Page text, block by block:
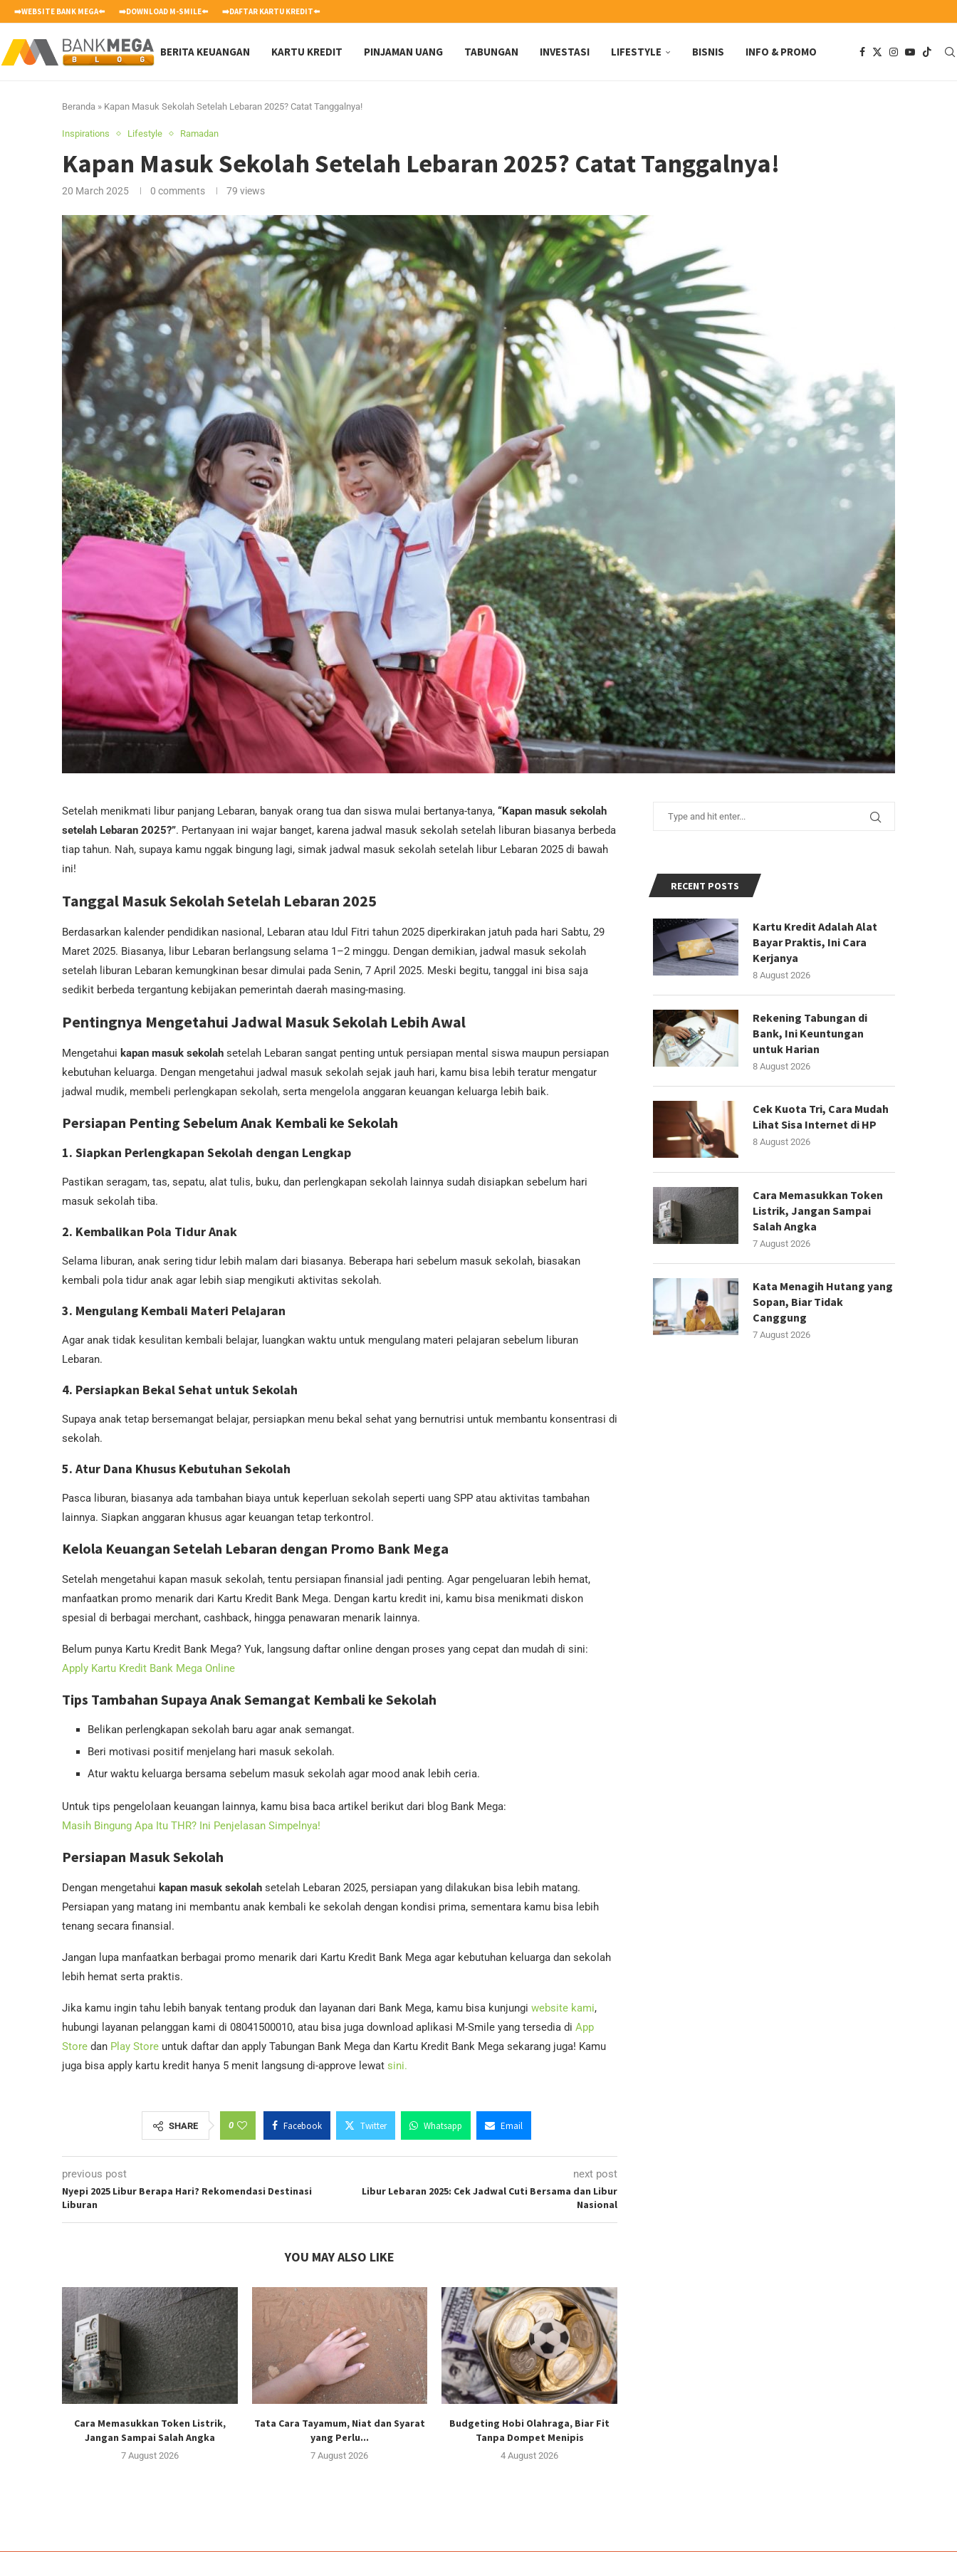
➡️WEBSITE BANK MEGA⬅️ ➡️DOWNLOAD M-SMILE⬅️ ➡️DAFTAR KARTU KREDIT⬅️
BERITA KEUANGAN KARTU KREDIT PINJAMAN UANG TABUNGAN INVESTASI LIFESTYLE BISNIS INFO & PROMO
Beranda » Kapan Masuk Sekolah Setelah Lebaran 2025? Catat Tanggalnya!
Inspirations Lifestyle Ramadan
Kapan Masuk Sekolah Setelah Lebaran 2025? Catat Tanggalnya!
20 March 2025 0 comments 79 views
Setelah menikmati libur panjang Lebaran, banyak orang tua dan siswa mulai bertanya-tanya, “Kapan masuk sekolah
setelah Lebaran 2025?”. Pertanyaan ini wajar banget, karena jadwal masuk sekolah setelah liburan biasanya berbeda
tiap tahun. Nah, supaya kamu nggak bingung lagi, simak jadwal masuk sekolah setelah libur Lebaran 2025 di bawah
ini!
Tanggal Masuk Sekolah Setelah Lebaran 2025
Berdasarkan kalender pendidikan nasional, Lebaran atau Idul Fitri tahun 2025 diperkirakan jatuh pada hari Sabtu, 29
Maret 2025. Biasanya, libur Lebaran berlangsung selama 1–2 minggu. Dengan demikian, jadwal masuk sekolah
setelah liburan Lebaran kemungkinan besar dimulai pada Senin, 7 April 2025. Meski begitu, tanggal ini bisa saja
sedikit berbeda tergantung kebijakan pemerintah daerah masing-masing.
Pentingnya Mengetahui Jadwal Masuk Sekolah Lebih Awal
Mengetahui kapan masuk sekolah setelah Lebaran sangat penting untuk persiapan mental siswa maupun persiapan
kebutuhan keluarga. Dengan mengetahui jadwal masuk sekolah sejak jauh hari, kamu bisa lebih teratur mengatur
jadwal mudik, membeli perlengkapan sekolah, serta mengelola anggaran keuangan keluarga lebih baik.
Persiapan Penting Sebelum Anak Kembali ke Sekolah
1. Siapkan Perlengkapan Sekolah dengan Lengkap
Pastikan seragam, tas, sepatu, alat tulis, buku, dan perlengkapan sekolah lainnya sudah disiapkan sebelum hari
masuk sekolah tiba.
2. Kembalikan Pola Tidur Anak
Selama liburan, anak sering tidur lebih malam dari biasanya. Beberapa hari sebelum masuk sekolah, biasakan
kembali pola tidur anak agar lebih siap mengikuti aktivitas sekolah.
3. Mengulang Kembali Materi Pelajaran
Agar anak tidak kesulitan kembali belajar, luangkan waktu untuk mengulang materi pelajaran sebelum liburan
Lebaran.
4. Persiapkan Bekal Sehat untuk Sekolah
Supaya anak tetap bersemangat belajar, persiapkan menu bekal sehat yang bernutrisi untuk membantu konsentrasi di
sekolah.
5. Atur Dana Khusus Kebutuhan Sekolah
Pasca liburan, biasanya ada tambahan biaya untuk keperluan sekolah seperti uang SPP atau aktivitas tambahan
lainnya. Siapkan anggaran khusus agar keuangan tetap terkontrol.
Kelola Keuangan Setelah Lebaran dengan Promo Bank Mega
Setelah mengetahui kapan masuk sekolah, tentu persiapan finansial jadi penting. Agar pengeluaran lebih hemat,
manfaatkan promo menarik dari Kartu Kredit Bank Mega. Dengan kartu kredit ini, kamu bisa menikmati diskon
spesial di berbagai merchant, cashback, hingga penawaran menarik lainnya.
Belum punya Kartu Kredit Bank Mega? Yuk, langsung daftar online dengan proses yang cepat dan mudah di sini:
Apply Kartu Kredit Bank Mega Online
Tips Tambahan Supaya Anak Semangat Kembali ke Sekolah
Belikan perlengkapan sekolah baru agar anak semangat.
Beri motivasi positif menjelang hari masuk sekolah.
Atur waktu keluarga bersama sebelum masuk sekolah agar mood anak lebih ceria.
Untuk tips pengelolaan keuangan lainnya, kamu bisa baca artikel berikut dari blog Bank Mega:
Masih Bingung Apa Itu THR? Ini Penjelasan Simpelnya!
Persiapan Masuk Sekolah
Dengan mengetahui kapan masuk sekolah setelah Lebaran 2025, persiapan yang dilakukan bisa lebih matang.
Persiapan yang matang ini membantu anak kembali ke sekolah dengan kondisi prima, sementara kamu bisa lebih
tenang secara finansial.
Jangan lupa manfaatkan berbagai promo menarik dari Kartu Kredit Bank Mega agar kebutuhan keluarga dan sekolah
lebih hemat serta praktis.
Jika kamu ingin tahu lebih banyak tentang produk dan layanan dari Bank Mega, kamu bisa kunjungi website kami,
hubungi layanan pelanggan kami di 08041500010, atau bisa juga download aplikasi M-Smile yang tersedia di App
Store dan Play Store untuk daftar dan apply Tabungan Bank Mega dan Kartu Kredit Bank Mega sekarang juga! Kamu
juga bisa apply kartu kredit hanya 5 menit langsung di-approve lewat sini.
SHARE 0 Facebook Twitter Whatsapp Email
previous post
Nyepi 2025 Libur Berapa Hari? Rekomendasi Destinasi
Liburan
next post
Libur Lebaran 2025: Cek Jadwal Cuti Bersama dan Libur
Nasional
YOU MAY ALSO LIKE
Cara Memasukkan Token Listrik,
Jangan Sampai Salah Angka
7 August 2026
Tata Cara Tayamum, Niat dan Syarat
yang Perlu...
7 August 2026
Budgeting Hobi Olahraga, Biar Fit
Tanpa Dompet Menipis
4 August 2026
RECENT POSTS
Kartu Kredit Adalah Alat
Bayar Praktis, Ini Cara
Kerjanya
8 August 2026
Rekening Tabungan di
Bank, Ini Keuntungan
untuk Harian
8 August 2026
Cek Kuota Tri, Cara Mudah
Lihat Sisa Internet di HP
8 August 2026
Cara Memasukkan Token
Listrik, Jangan Sampai
Salah Angka
7 August 2026
Kata Menagih Hutang yang
Sopan, Biar Tidak
Canggung
7 August 2026